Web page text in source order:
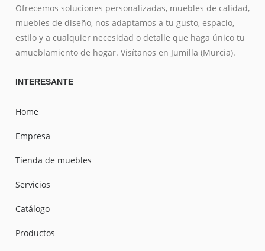
Ofrecemos soluciones personalizadas, muebles de calidad,
muebles de diseño, nos adaptamos a tu gusto, espacio,
estilo y a cualquier necesidad o detalle que haga único tu
amueblamiento de hogar. Visítanos en Jumilla (Murcia).
INTERESANTE
Home
Empresa
Tienda de muebles
Servicios
Catálogo
Productos